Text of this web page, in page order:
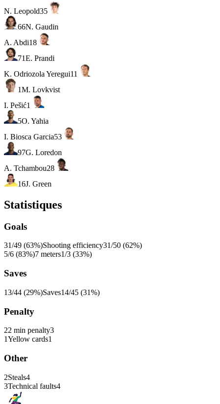
N. Leopold35
66N. Gaudin
A. Abdi18
71E. Prandi
K. Odriozola Yeregui11
1M. Lovkvist
I. Pešić1
5O. Yahia
I. Biosca Garcia53
97G. Loredon
A. Tchambou28
16J. Green
Statistiques
Goals
31/49 (63%)Shooting efficiency31/50 (62%)
5/6 (83%)7 meters1/3 (33%)
Saves
13/44 (29%)Saves14/45 (31%)
Penalty
22 min penalty3
1Yellow cards1
Other
2Steals4
3Technical faults4